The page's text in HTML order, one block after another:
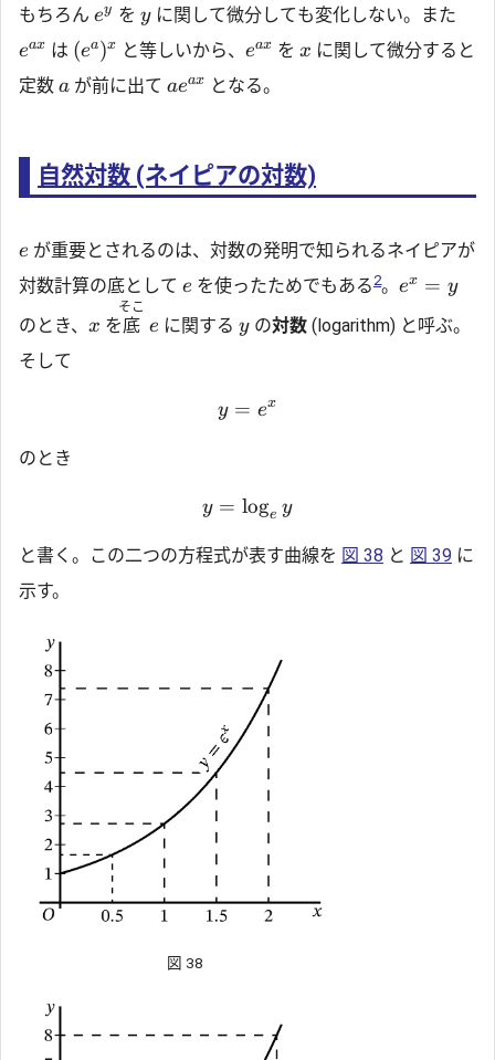
もちろん ey を yに関して微分しても変化しない。また
eax は (ea)x と等しいから、 eax を x に関して微分すると
定数 a が前に出て aeax となる。
自然対数 (ネイピアの対数)
e が重要とされるのは、対数の発明で知られるネイピアが
対数計算の底として e を使ったためでもある2。 ex = y
のとき、 x を底
そこ
e に関する yの対数(logarithm) と呼ぶ。
そして
y = ex
のとき
y = loge y
と書く。この二つの方程式が表す曲線を 図 38 と 図 39 に
示す。
図 38